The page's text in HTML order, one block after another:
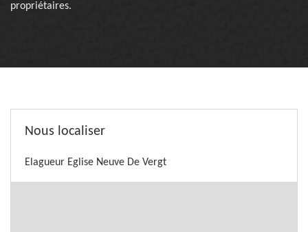
propriétaires.
Nous localiser
Elagueur Eglise Neuve De Vergt